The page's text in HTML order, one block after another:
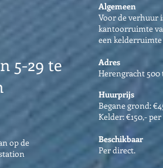
5-29 te
op de
Algemeen
Voor de verhuur
kantoorruimte
een kelderruimte
Adres
Herengracht
Huurprijs
Begane grond:
Kelder: €150,-
Beschikbaar
Per direct.